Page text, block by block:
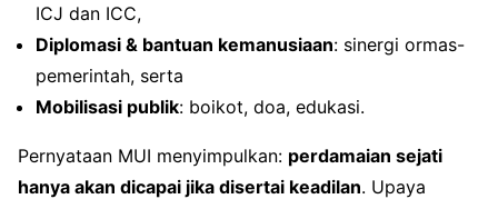
ICJ dan ICC,
Diplomasi & bantuan kemanusiaan: sinergi ormas-
pemerintah, serta
Mobilisasi publik: boikot, doa, edukasi.
Pernyataan MUI menyimpulkan: perdamaian sejati
hanya akan dicapai jika disertai keadilan. Upaya